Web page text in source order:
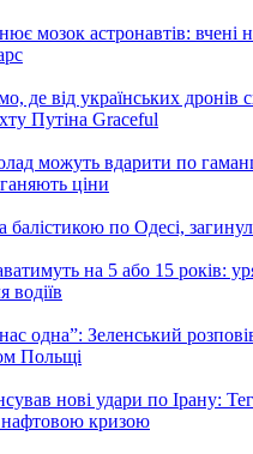
мозок астронавтів: вчені
де від українських дронів
Путіна Graceful
можуть вдарити по
ціни
балістикою по Одесі,
на 5 або 15 років:
водіїв
одна”: Зеленський
Польщі
нові удари по Ірану:
кризою